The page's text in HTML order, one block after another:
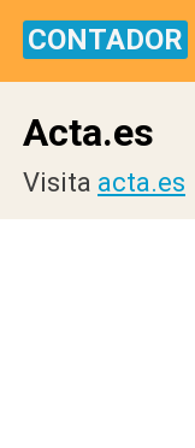
CONTADOR
Acta.es
Visita acta.es